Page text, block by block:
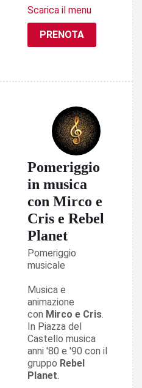
Scarica il menu
PRENOTA
Pomeriggio
in musica
con Mirco e
Cris e Rebel
Planet
Pomeriggio
musicale
Musica e
animazione
con Mirco e Cris
In Piazza del
Castello musica
anni '80 e '90 con il
gruppo Rebel
Planet